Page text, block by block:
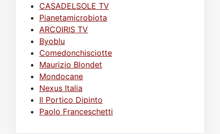
CASADELSOLE TV
Pianetamicrobiota
ARCOIRIS TV
Byoblu
Comedonchisciotte
Maurizio Blondet
Mondocane
Nexus Italia
Il Portico Dipinto
Paolo Franceschetti